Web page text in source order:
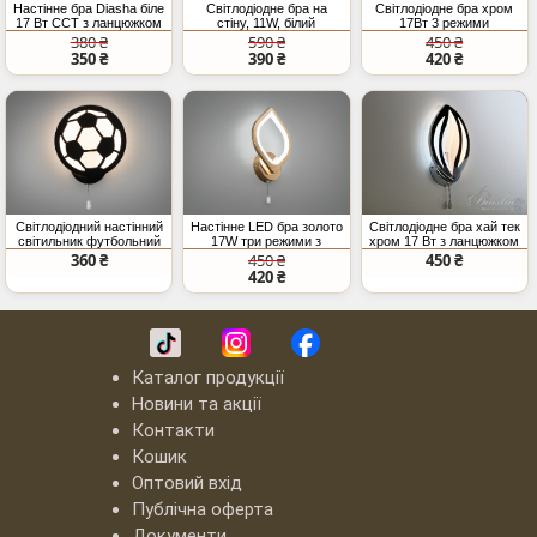
Настінне бра Diasha біле
17 Вт CCT з ланцюжком
380 ₴
350 ₴
Світлодіодне бра на
стіну, 11W, білий
590 ₴
390 ₴
Світлодіодне бра хром
17Вт 3 режими
освітлення
450 ₴
420 ₴
Світлодіодний настінний
світильник футбольний
м`яч, 16 Вт
360 ₴
Настінне LED бра золото
17W три режими з
шнурком
450 ₴
420 ₴
Світлодіодне бра хай тек
хром 17 Вт з ланцюжком
450 ₴
Каталог продукції
Новини та акції
Контакти
Кошик
Оптовий вхід
Публічна оферта